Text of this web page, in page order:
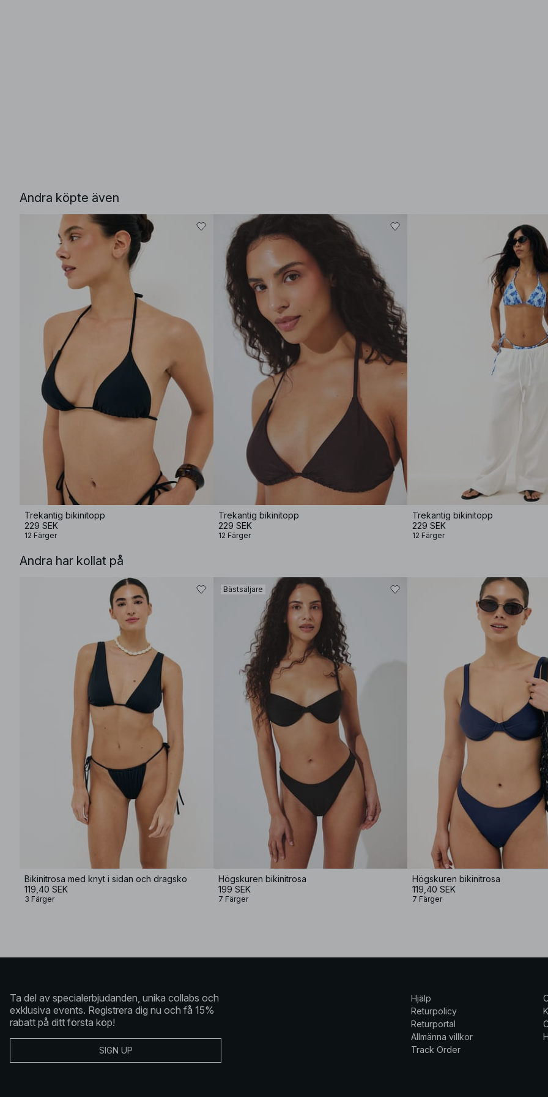
Andra köpte även
Trekantig bikinitopp
229 SEK
12 Färger
Trekantig bikinitopp
229 SEK
12 Färger
Trekantig bikinitopp
229 SEK
12 Färger
Andra har kollat på
Bikinitrosa med knyt i sidan och dragsko
119,40 SEK
3 Färger
Bästsäljare
Högskuren bikinitrosa
199 SEK
7 Färger
Högskuren bikinitrosa
119,40 SEK
7 Färger
Ta del av specialerbjudanden, unika collabs och
exklusiva events. Registrera dig nu och få 15%
rabatt på ditt första köp!
SIGN UP
Hjälp
Returpolicy
Returportal
Allmänna villkor
Track Order